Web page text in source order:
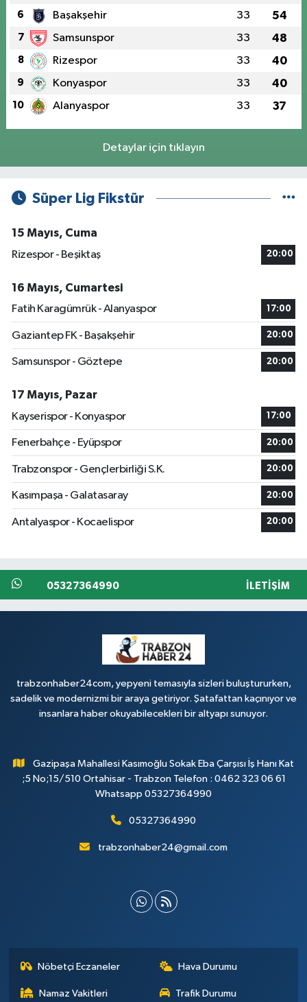
6 Başakşehir 33 54
7 Samsunspor 33 48
8 Rizespor 33 40
9 Konyaspor 33 40
10 Alanyaspor 33 37
Detaylar için tıklayın
Süper Lig Fikstür
15 Mayıs, Cuma
Rizespor - Beşiktaş
20:00
16 Mayıs, Cumartesi
Fatih Karagümrük - Alanyaspor
17:00
Gaziantep FK - Başakşehir 20:00
Samsunspor - Göztepe 20:00
17 Mayıs, Pazar
Kayserispor - Konyaspor
17:00
Fenerbahçe - Eyüpspor 20:00
Trabzonspor - Gençlerbirliği S.K. 20:00
Kasımpaşa - Galatasaray 20:00
Antalyaspor - Kocaelispor 20:00
05327364990 İLETIŞIM
trabzonhaber24com, yepyeni temasıyla sizleri buluştururken,
sadelik ve modernizmi bir araya getiriyor. Şatafattan kaçınıyor ve
insanlara haber okuyabilecekleri bir altyapı sunuyor.
Gazipaşa Mahallesi Kasımoğlu Sokak Eba Çarşısı İş Hanı Kat
;5 No;15/510 Ortahisar - Trabzon Telefon : 0462 323 06 61
Whatsapp 05327364990
05327364990
trabzonhaber24@gmail.com
Nöbetçi Eczaneler Hava Durumu
Namaz Vakitleri Trafik Durumu